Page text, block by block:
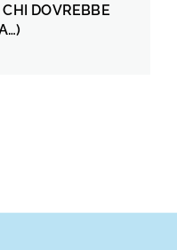
DOVREBBE